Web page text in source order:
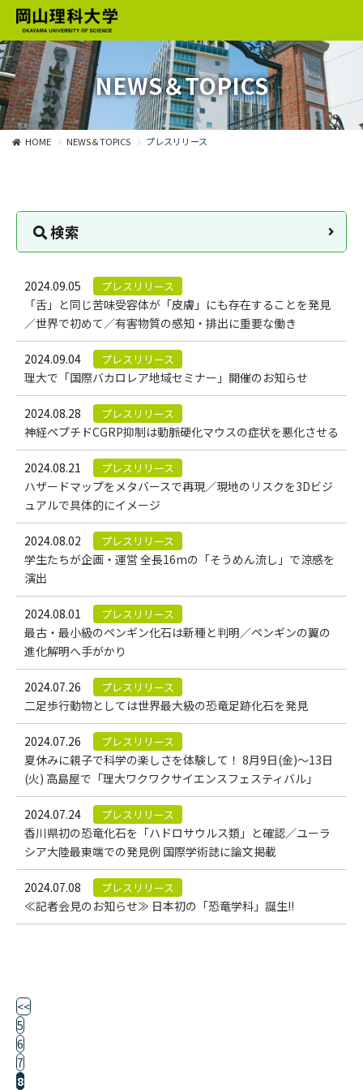
NEWS＆TOPICS
HOME NEWS＆TOPICS プレスリリース
検索
2024.09.05 プレスリリース
「舌」と同じ苦味受容体が「皮膚」にも存在することを発見
／世界で初めて／有害物質の感知・排出に重要な働き
2024.09.04 プレスリリース
理大で「国際バカロレア地域セミナー」開催のお知らせ
2024.08.28 プレスリリース
神経ペプチドCGRP抑制は動脈硬化マウスの症状を悪化させる
2024.08.21 プレスリリース
ハザードマップをメタバースで再現／現地のリスクを3Dビジ
ュアルで具体的にイメージ
2024.08.02 プレスリリース
学生たちが企画・運営 全長16mの「そうめん流し」で涼感を
演出
2024.08.01 プレスリリース
最古・最小級のペンギン化石は新種と判明／ペンギンの翼の
進化解明へ手がかり
2024.07.26 プレスリリース
二足歩行動物としては世界最大級の恐竜足跡化石を発見
2024.07.26 プレスリリース
夏休みに親子で科学の楽しさを体験して！ 8月9日(金)～13日
(火) 高島屋で「理大ワクワクサイエンスフェスティバル」
2024.07.24 プレスリリース
香川県初の恐竜化石を「ハドロサウルス類」と確認／ユーラ
シア大陸最東端での発見例 国際学術誌に論文掲載
2024.07.08 プレスリリース
≪記者会見のお知らせ≫ 日本初の「恐竜学科」誕生!!
<<
5
6
7
8